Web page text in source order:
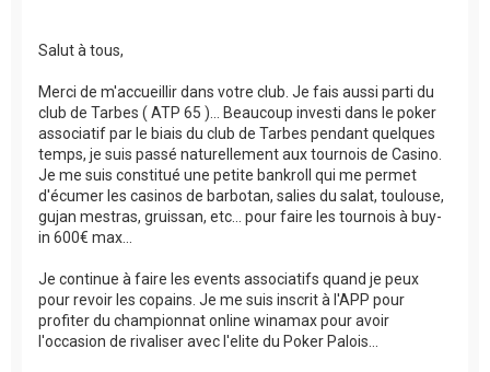
Salut à tous,
Merci de m'accueillir dans votre club. Je fais aussi parti du
club de Tarbes ( ATP 65 )... Beaucoup investi dans le poker
associatif par le biais du club de Tarbes pendant quelques
temps, je suis passé naturellement aux tournois de Casino.
Je me suis constitué une petite bankroll qui me permet
d'écumer les casinos de barbotan, salies du salat, toulouse,
gujan mestras, gruissan, etc... pour faire les tournois à buy-
in 600€ max...
Je continue à faire les events associatifs quand je peux
pour revoir les copains. Je me suis inscrit à l'APP pour
profiter du championnat online winamax pour avoir
l'occasion de rivaliser avec l'elite du Poker Palois...